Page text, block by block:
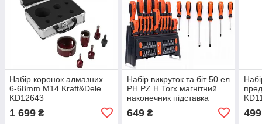
Набір коронок алмазних
6-68mm M14 Kraft&Dele
KD12643
1 699 ₴
Набір викруток та біт 50 ел
PH PZ H Torx магнітний
наконечник підставка
649₴ 499